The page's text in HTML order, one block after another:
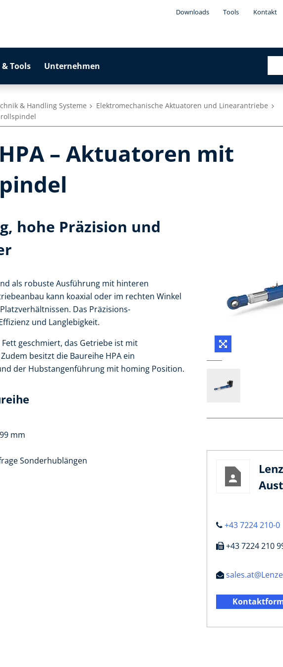
Downloads Tools Kontakt
Tools Unternehmen
& Handling Systeme
Elektromechanische Aktuatoren und Linearantriebe
– Aktuatoren mit
hohe Präzision und
als robuste Ausführung mit hinteren
kann koaxial oder im rechten Winkel
Das Präzisions-
und Langlebigkeit.
geschmiert, das Getriebe ist mit
besitzt die Baureihe HPA ein
der Hubstangenführung mit homing Position.
mm
Sonderhublängen
+43 7224 210-0
+43 7224 210